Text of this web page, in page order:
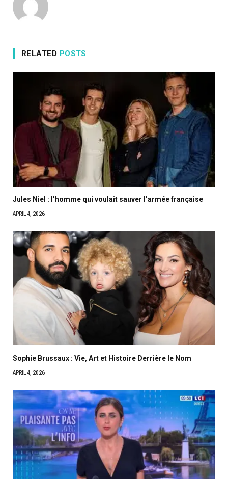
RELATED POSTS
Jules Niel : l’homme qui voulait sauver l’armée française
APRIL 4, 2026
Sophie Brussaux : Vie, Art et Histoire Derrière le Nom
APRIL 4, 2026